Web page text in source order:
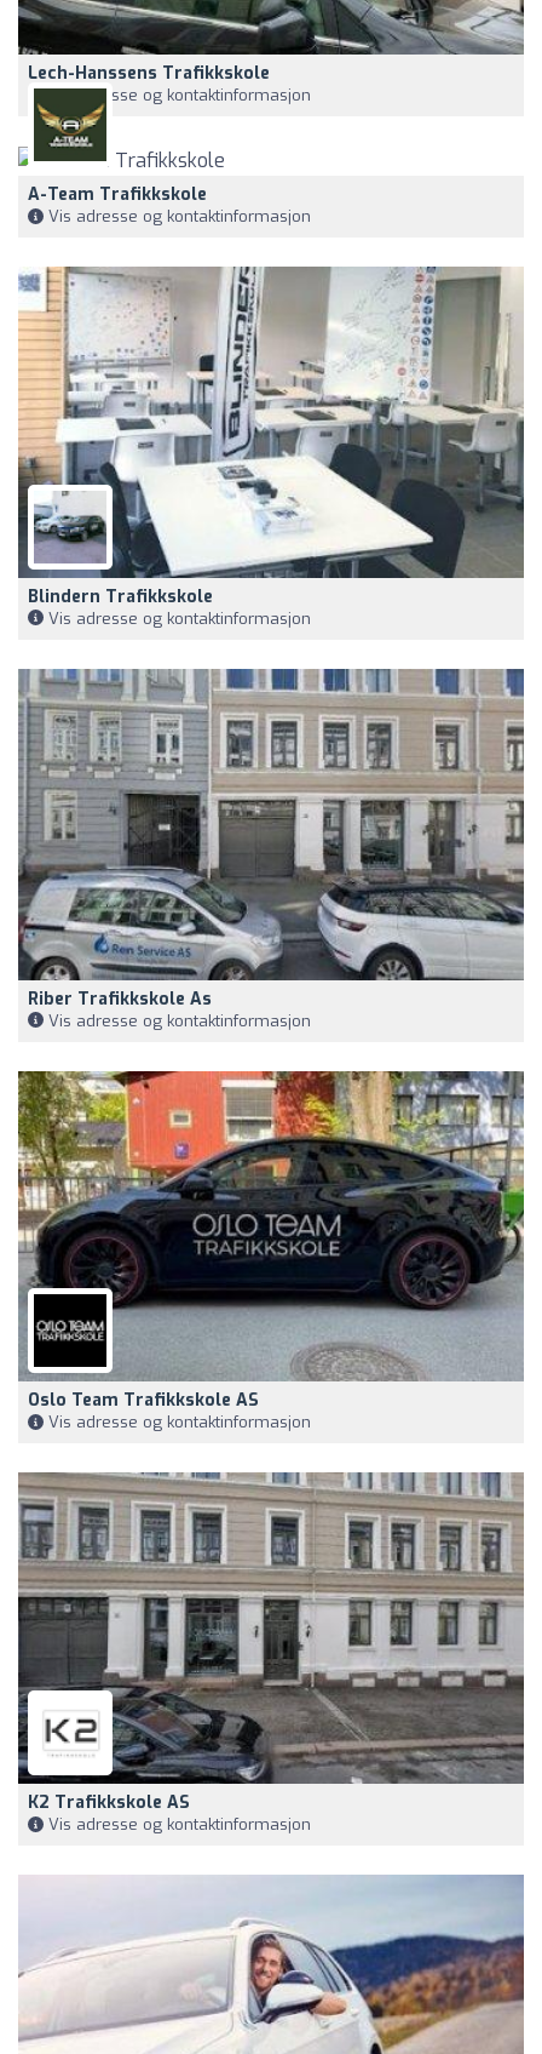
Lech-Hanssens Trafikkskole
Vis adresse og kontaktinformasjon
A-Team Trafikkskole
Vis adresse og kontaktinformasjon
Blindern Trafikkskole
Vis adresse og kontaktinformasjon
Riber Trafikkskole As
Vis adresse og kontaktinformasjon
Oslo Team Trafikkskole AS
Vis adresse og kontaktinformasjon
K2 Trafikkskole AS
Vis adresse og kontaktinformasjon